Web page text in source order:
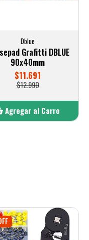
Dblue
Grafitti DBLUE
90x40mm
$11.691
$12.990
Agregar al Carro